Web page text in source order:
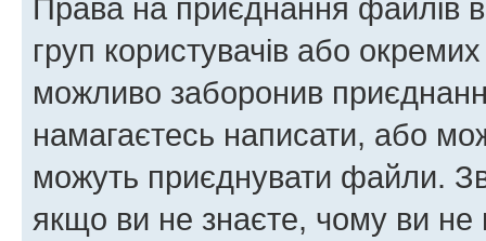
Права на приєднання файлів
груп користувачів або
можливо заборонив
намагаєтесь написати, або
можуть приєднувати файли.
якщо ви не знаєте, чому ви